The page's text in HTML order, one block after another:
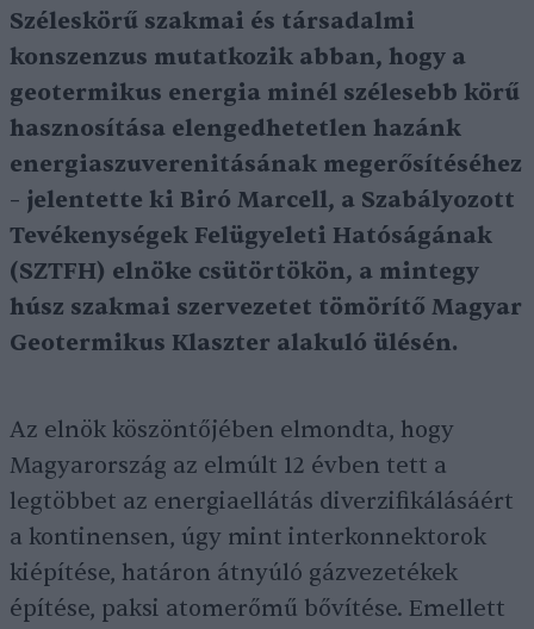
Széleskörű szakmai és társadalmi
konszenzus mutatkozik abban, hogy a
geotermikus energia minél szélesebb körű
hasznosítása elengedhetetlen hazánk
energiaszuverenitásának megerősítéséhez
– jelentette ki Biró Marcell, a Szabályozott
Tevékenységek Felügyeleti Hatóságának
(SZTFH) elnöke csütörtökön, a mintegy
húsz szakmai szervezetet tömörítő Magyar
Geotermikus Klaszter alakuló ülésén.
Az elnök köszöntőjében elmondta, hogy
Magyarország az elmúlt 12 évben tett a
legtöbbet az energiaellátás diverzifikálásáért
a kontinensen, úgy mint interkonnektorok
kiépítése, határon átnyúló gázvezetékek
építése, paksi atomerőmű bővítése. Emellett